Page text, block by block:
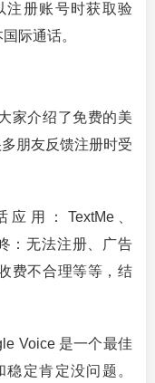
注册账号时获取验
际通话。
家介绍了免费的美
朋友反馈注册时受
用：TextMe、
：无法注册、广告
费不合理等等，结
Voice 是一个最佳
定肯定没问题。